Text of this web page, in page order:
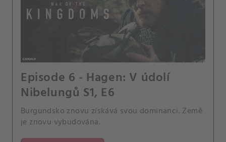
Episode 6 - Hagen: V údolí
Nibelungů S1, E6
Burgundsko znovu získává svou dominanci. Země
je znovu vybudována.